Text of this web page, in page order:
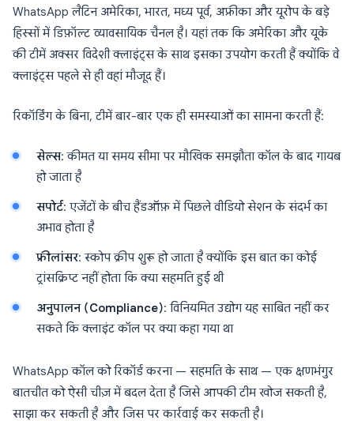
WhatsApp लैटिन अमेरिका, भारत, मध्य पूर्व, अफ्रीका और यूरोप के बड़े
हिस्सों में डिफ़ॉल्ट व्यावसायिक चैनल है। यहां तक कि अमेरिका और यूके
की टीमें अक्सर विदेशी क्लाइंट्स के साथ इसका उपयोग करती हैं क्योंकि वे
क्लाइंट्स पहले से ही वहां मौजूद हैं।
रिकॉर्डिंग के बिना, टीमें बार-बार एक ही समस्याओं का सामना करती हैं:
सेल्स: कीमत या समय सीमा पर मौखिक समझौता कॉल के बाद गायब
हो जाता है
सपोर्ट: एजेंटों के बीच हैंडऑफ़ में पिछले वीडियो सेशन के संदर्भ का
अभाव होता है
फ्रीलांसर: स्कोप क्रीप शुरू हो जाता है क्योंकि इस बात का कोई
ट्रांसक्रिप्ट नहीं होता कि क्या सहमति हुई थी
अनुपालन (Compliance): विनियमित उद्योग यह साबित नहीं कर
सकते कि क्लाइंट कॉल पर क्या कहा गया था
WhatsApp कॉल को रिकॉर्ड करना — सहमति के साथ — एक क्षणभंगुर
बातचीत को ऐसी चीज़ में बदल देता है जिसे आपकी टीम खोज सकती है,
साझा कर सकती है और जिस पर कार्रवाई कर सकती है।